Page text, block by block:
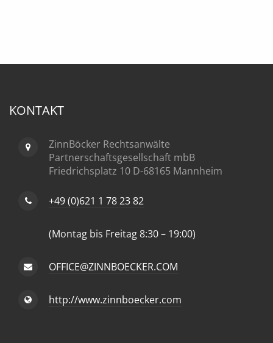
KONTAKT
ZinnBöcker Rechtsanwälte
Partnerschaftsgesellschaft mbB
Friedrichsplatz 10 D-68165 Mannheim
+49 (0)621 1 78 23 82
(Montag bis Freitag 8:30 – 19:00)
OFFICE@ZINNBOECKER.COM
http://www.zinnboecker.com